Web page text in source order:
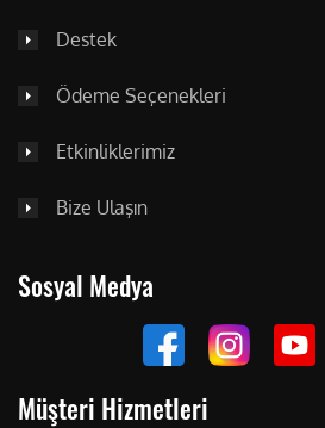
Destek
Ödeme Seçenekleri
Etkinliklerimiz
Bize Ulaşın
Sosyal Medya
Müşteri Hizmetleri